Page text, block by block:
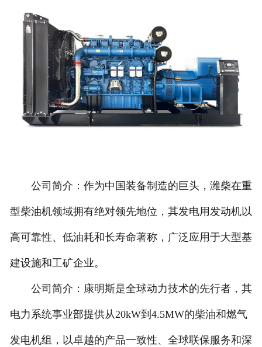
公司简介：作为中国装备制造的巨头，潍柴在重
型柴油机领域拥有绝对领先地位，其发电用发动机以
高可靠性、低油耗和长寿命著称，广泛应用于大型基
建设施和工矿企业。
公司简介：康明斯是全球动力技术的先行者，其
电力系统事业部提供从20kW到4.5MW的柴油和燃气
发电机组，以卓越的产品一致性、全球联保服务和深